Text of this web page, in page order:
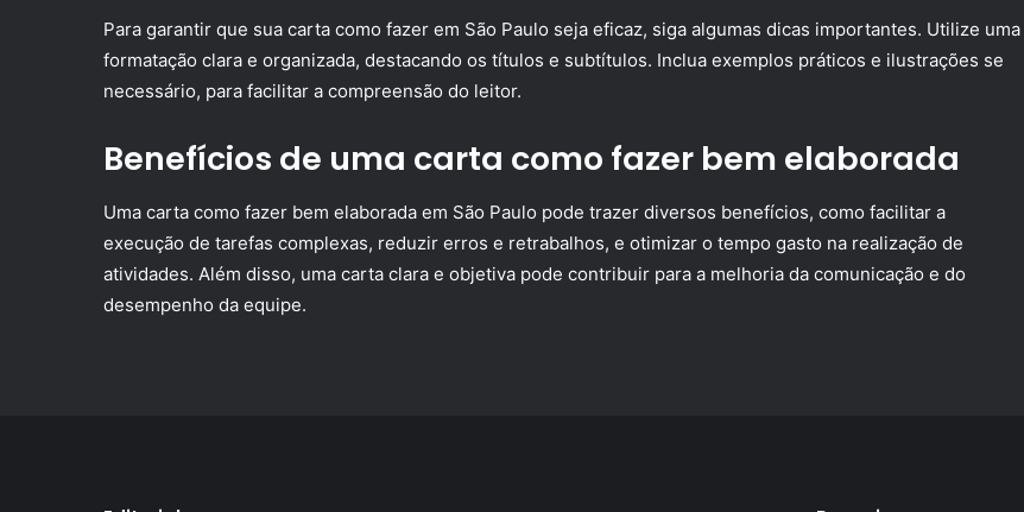
Para garantir que sua carta como fazer em São Paulo seja eficaz, siga algumas dicas importantes. Utilize uma
formatação clara e organizada, destacando os títulos e subtítulos. Inclua exemplos práticos e ilustrações se
necessário, para facilitar a compreensão do leitor.
Benefícios de uma carta como fazer bem elaborada
Uma carta como fazer bem elaborada em São Paulo pode trazer diversos benefícios, como facilitar a
execução de tarefas complexas, reduzir erros e retrabalhos, e otimizar o tempo gasto na realização de
atividades. Além disso, uma carta clara e objetiva pode contribuir para a melhoria da comunicação e do
desempenho da equipe.